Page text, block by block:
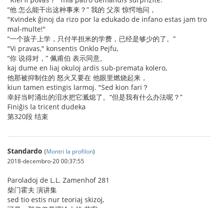
“他 怎么能干出这种事来？” 我的 父亲 惊愕地问，
"Kvindek ĝinoj da rizo por la edukado de infano estas jam tro
mal-multe!"
“一个孩子上学，只付半担米的学费，已经是够少的了。”
"Vi pravas," konsentis Onklo Pejfu,
“你 说得对，” 佩甫伯 表示同意。
kaj dume en liaj okuloj ardis sub-premata kolero,
他那被抑制住的 怒火又要在 他眼里燃烧起来，
kiun tamen estingis larmoj. "Sed kion fari？
幸好当时涌出的泪水把它溅熄了。“但是我有什么办法呢？”
Finiĝis la tricent dudeka
第320段 结束
Standardo (Montri la profilon)
2018-decembro-20 00:37:55
Paroladoj de L.L. Zamenhof 281
柴门霍夫 演讲集
sed tio estis nur teoriaj skizoj,